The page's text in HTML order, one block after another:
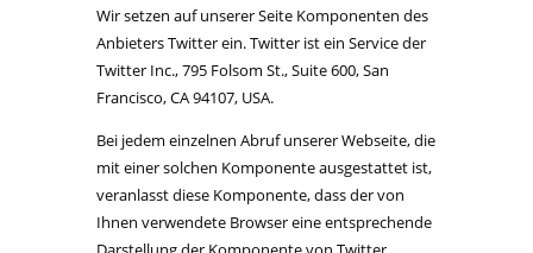
Wir setzen auf unserer Seite Komponenten des
Anbieters Twitter ein. Twitter ist ein Service der
Twitter Inc., 795 Folsom St., Suite 600, San
Francisco, CA 94107, USA.
Bei jedem einzelnen Abruf unserer Webseite, die
mit einer solchen Komponente ausgestattet ist,
veranlasst diese Komponente, dass der von
Ihnen verwendete Browser eine entsprechende